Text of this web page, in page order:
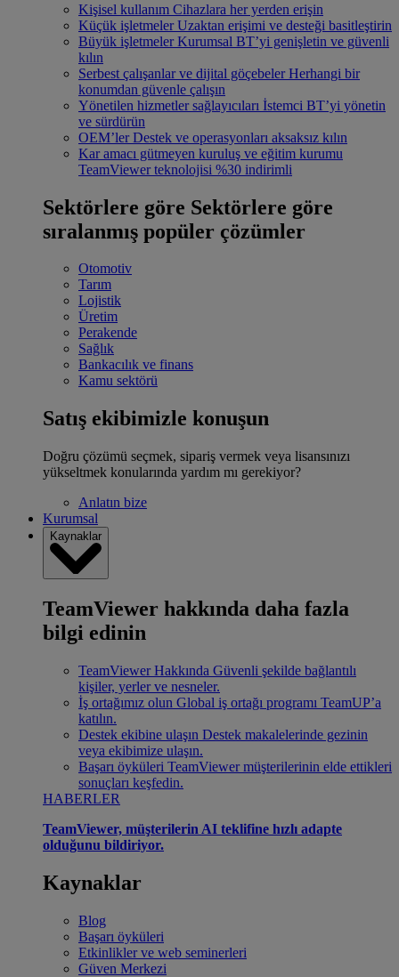
Kişisel kullanım Cihazlara her yerden erişin
Küçük işletmeler Uzaktan erişimi ve desteği basitleştirin
Büyük işletmeler Kurumsal BT’yi genişletin ve güvenli
kılın
Serbest çalışanlar ve dijital göçebeler Herhangi bir
konumdan güvenle çalışın
Yönetilen hizmetler sağlayıcıları İstemci BT’yi yönetin
ve sürdürün
OEM’ler Destek ve operasyonları aksaksız kılın
Kar amacı gütmeyen kuruluş ve eğitim kurumu
TeamViewer teknolojisi %30 indirimli
Sektörlere göre Sektörlere göre
sıralanmış popüler çözümler
Otomotiv
Tarım
Lojistik
Üretim
Perakende
Sağlık
Bankacılık ve finans
Kamu sektörü
Satış ekibimizle konuşun
Doğru çözümü seçmek, sipariş vermek veya lisansınızı
yükseltmek konularında yardım mı gerekiyor?
Anlatın bize
Kurumsal
Kaynaklar
TeamViewer hakkında daha fazla
bilgi edinin
TeamViewer Hakkında Güvenli şekilde bağlantılı
kişiler, yerler ve nesneler.
İş ortağımız olun Global iş ortağı programı TeamUP’a
katılın.
Destek ekibine ulaşın Destek makalelerinde gezinin
veya ekibimize ulaşın.
Başarı öyküleri TeamViewer müşterilerinin elde ettikleri
sonuçları keşfedin.
HABERLER
TeamViewer, müşterilerin AI teklifine hızlı adapte
olduğunu bildiriyor.
Kaynaklar
Blog
Başarı öyküleri
Etkinlikler ve web seminerleri
Güven Merkezi